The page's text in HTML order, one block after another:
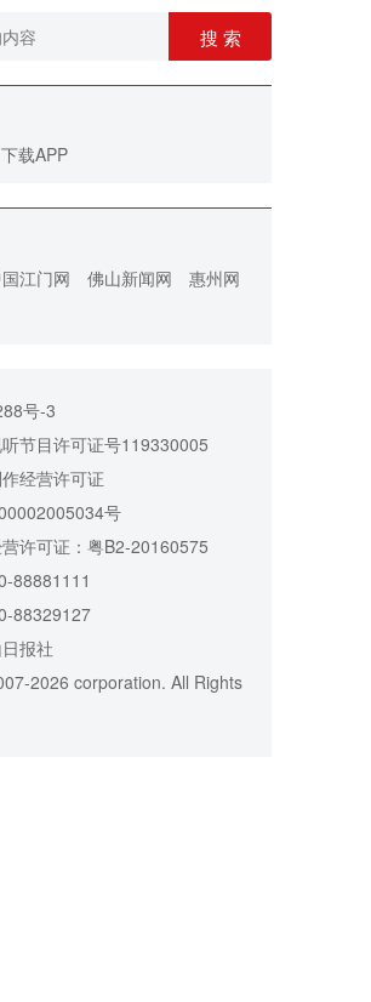
搜 索
下载APP
江门网 佛山新闻网
惠州网
号-3
节目许可证号119330005
经营许可证
号
许可证：粤B2-20160575
88881111
88329127
报社
2026 corporation. All Rights